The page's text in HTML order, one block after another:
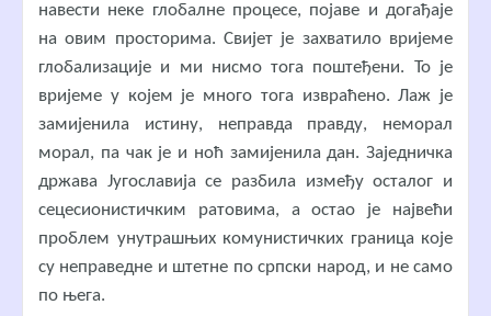
навести неке глобалне процесе, појаве и догађаје
на овим просторима. Свијет је захватило вријеме
глобализације и ми нисмо тога поштеђени. То је
вријеме у којем је много тога извраћено. Лаж је
замијенила истину, неправда правду, неморал
морал, па чак је и ноћ замијенила дан. Заједничка
држава Југославија се разбила између осталог и
сецесионистичким ратовима, а остао је највећи
проблем унутрашњих комунистичких граница које
су неправедне и штетне по српски народ, и не само
по њега.